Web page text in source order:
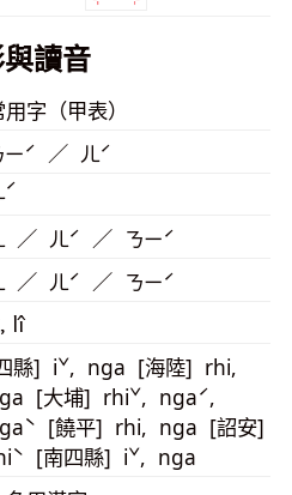
讀音
用字（甲表）
ㄧˊ ／ ㄦˊ
ˊ
／ ㄦˊ ／ ㄋㄧˊ
／ ㄦˊ ／ ㄋㄧˊ
lî
縣] iˇ, nga [海陸] rhi,
[大埔] rhiˇ, ngaˊ,
[饒平] rhi, nga [詔安]
[南四縣] iˇ, nga